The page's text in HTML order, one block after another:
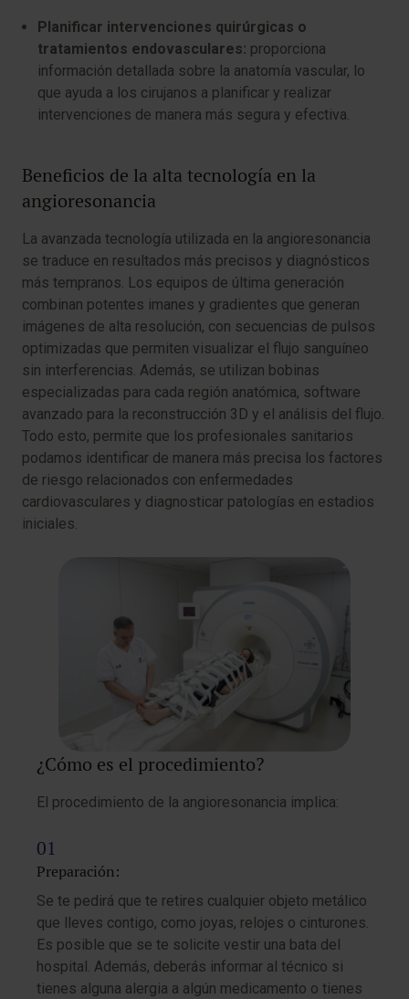
Planificar intervenciones quirúrgicas o
tratamientos endovasculares: proporciona
información detallada sobre la anatomía vascular, lo
que ayuda a los cirujanos a planificar y realizar
intervenciones de manera más segura y efectiva.
Beneficios de la alta tecnología en la
angioresonancia
La avanzada tecnología utilizada en la angioresonancia
se traduce en resultados más precisos y diagnósticos
más tempranos. Los equipos de última generación
combinan potentes imanes y gradientes que generan
imágenes de alta resolución, con secuencias de pulsos
optimizadas que permiten visualizar el flujo sanguíneo
sin interferencias. Además, se utilizan bobinas
especializadas para cada región anatómica, software
avanzado para la reconstrucción 3D y el análisis del flujo.
Todo esto, permite que los profesionales sanitarios
podamos identificar de manera más precisa los factores
de riesgo relacionados con enfermedades
cardiovasculares y diagnosticar patologías en estadios
iniciales.
¿Cómo es el procedimiento?
El procedimiento de la angioresonancia implica:
Preparación:
Se te pedirá que te retires cualquier objeto metálico
que lleves contigo, como joyas, relojes o cinturones.
Es posible que se te solicite vestir una bata del
hospital. Además, deberás informar al técnico si
tienes alguna alergia a algún medicamento o tienes